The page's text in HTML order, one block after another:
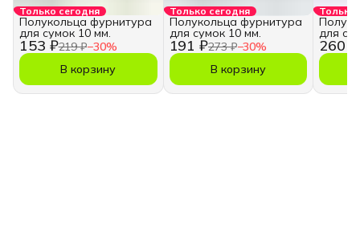
Только сегодня
153 ₽219 ₽−30%
Полукольца фурнитура
для сумок 10 мм.
В корзину
Только сегодня
191 ₽273 ₽−30%
Полукольца фурнитура
для сумок 10 мм.
В корзину
Только
260 ₽
для